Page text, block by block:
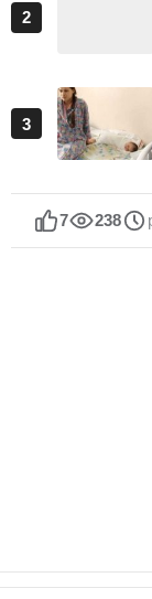
2
3
7 238